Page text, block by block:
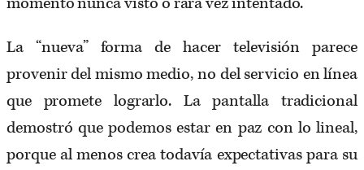
La “nueva” forma de hacer televisión parece
provenir del mismo medio, no del servicio en línea
que promete lograrlo. La pantalla tradicional
demostró que podemos estar en paz con lo lineal,
porque al menos crea todavía expectativas para su